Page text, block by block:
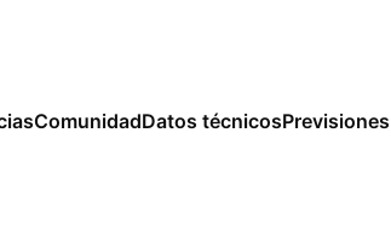
ComunidadDatos técnicosPrevisiones